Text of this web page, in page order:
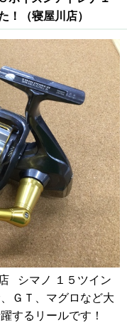
（寝屋川店）
シマノ １５ツイン
ＧＴ、マグロなど大
するリールです！